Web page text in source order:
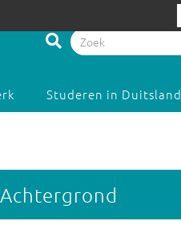
Studeren in Duitsland